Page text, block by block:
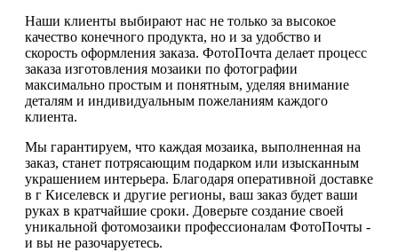
Наши клиенты выбирают нас не только за высокое
качество конечного продукта, но и за удобство и
скорость оформления заказа. ФотоПочта делает процесс
заказа изготовления мозаики по фотографии
максимально простым и понятным, уделяя внимание
деталям и индивидуальным пожеланиям каждого
клиента.
Мы гарантируем, что каждая мозаика, выполненная на
заказ, станет потрясающим подарком или изысканным
украшением интерьера. Благодаря оперативной доставке
в г Киселевск и другие регионы, ваш заказ будет ваши
руках в кратчайшие сроки. Доверьте создание своей
уникальной фотомозаики профессионалам ФотоПочты -
и вы не разочаруетесь.